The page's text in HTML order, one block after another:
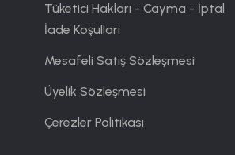
Tüketici Hakları - Cayma - İptal
İade Koşulları
Mesafeli Satış Sözleşmesi
Üyelik Sözleşmesi
Çerezler Politikası